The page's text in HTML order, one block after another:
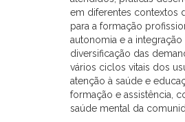
em diferentes contextos
para a formação
autonomia e a
diversificação das
vários ciclos vitais dos
atenção à saúde e
formação e assistência,
saúde mental da